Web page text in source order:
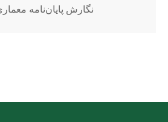
نگارش پایان‌نامه